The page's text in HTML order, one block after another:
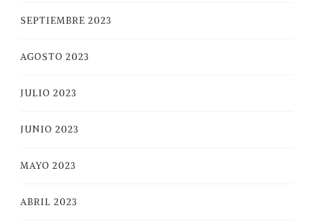
SEPTIEMBRE 2023
AGOSTO 2023
JULIO 2023
JUNIO 2023
MAYO 2023
ABRIL 2023